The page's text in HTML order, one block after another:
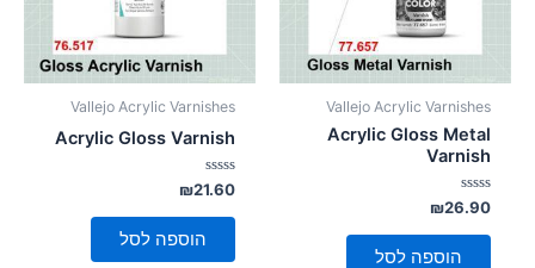
האפשרויות
Vallejo Acrylic Varnishes
Acrylic Gloss Metal
Varnish
דורג
0
מתוך
₪26.90
הוספה לסל
Vallejo Acrylic Varnishes
Acrylic Gloss Varnish
דורג
0
מתוך
₪21.60
הוספה לסל